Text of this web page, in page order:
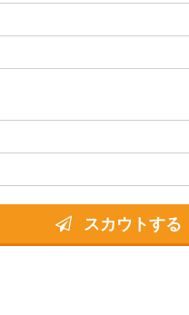
スカウトする